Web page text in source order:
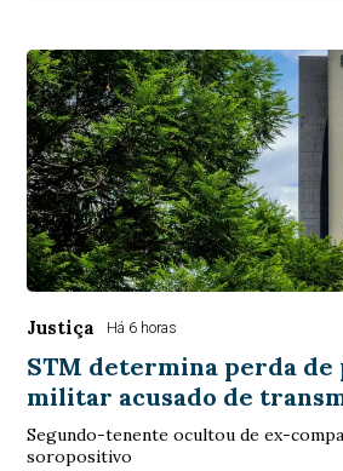
Justiça Há 6 horas
STM determina perda de
militar acusado de
Segundo-tenente ocultou de ex-
soropositivo